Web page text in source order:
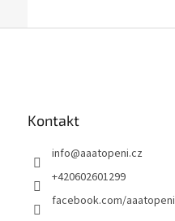
Kontakt
info@aaatopeni.cz
+420602601299
facebook.com/aaatopeni